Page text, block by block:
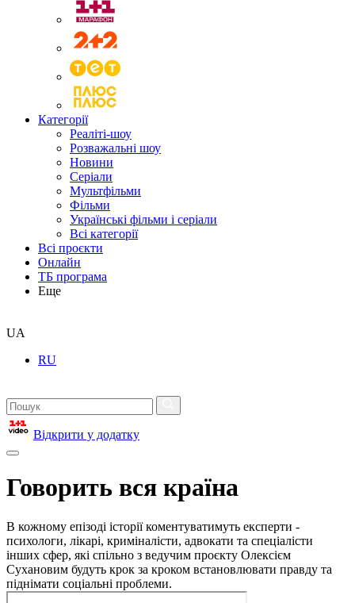
Категорії
Реаліті-шоу
Розважальні шоу
Новини
Серіали
Мультфільми
Фільми
Українські фільми і серіали
Всі категорії
Всі проєкти
Онлайн
ТБ програма
Еще
UA
RU
Відкрити у додатку
Говорить вся країна
В кожному епізоді історії коментуватимуть експерти -
психологи, лікарі, криміналісти, адвокати та спеціалісти
інших сфер, які спільно з ведучим проєкту Олексієм
Сухановим будуть крок за кроком встановлювати правду та
піднімати соціальні проблеми.